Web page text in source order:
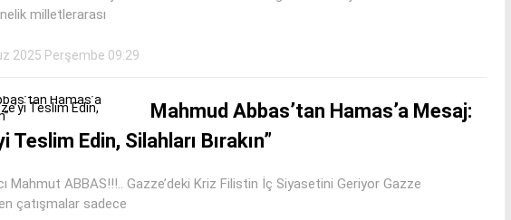
milletlerarası
2025 Perşembe 09:29
Mahmud Abbas’tan Hamas’a Mesaj:
Teslim Edin, Silahları Bırakın”
Mahmut ABBAS!!!.. Gazze’deki Kriz Filistin İç Siyasetini Geriyor Gazze
çatışmalar sadece